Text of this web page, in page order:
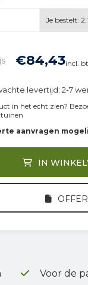
Je bestelt:
€84,43incl.
levertijd: 2-7
in het echt zien?
aanvragen
IN
Voor de